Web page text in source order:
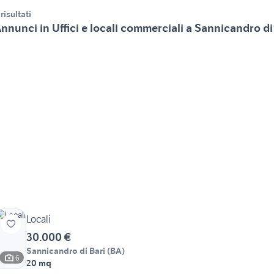
in Uffici e locali commerciali a Sannicandro
6
Locali
30.000 €
Sannicandro di Bari (BA)
20 mq